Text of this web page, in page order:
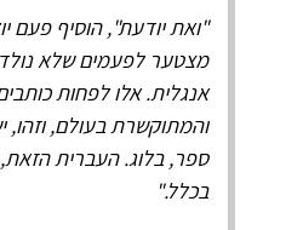
"ואת יודעת", הוסיף פעם
מצטער לפעמים שלא
אנגלית. אלו לפחות
והמתוקשרת בעולם,
ספר, בלוג. העברית הזאת,
בכלל."